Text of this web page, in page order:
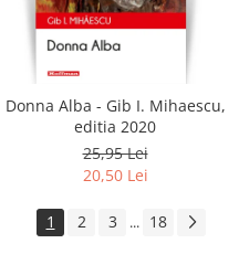
Donna Alba - Gib I. Mihaescu,
editia 2020
25,95 Lei
20,50 Lei
1 2 3 ... 18